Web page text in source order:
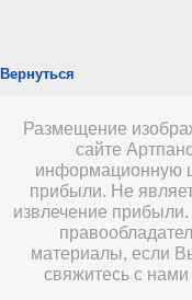
Вернуться
Размещение
сайте
информационную
прибыли. Не
извлечение
материалы, если
свяжитесь с